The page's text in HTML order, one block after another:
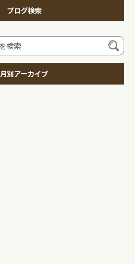
ブログ検索
月別アーカイブ